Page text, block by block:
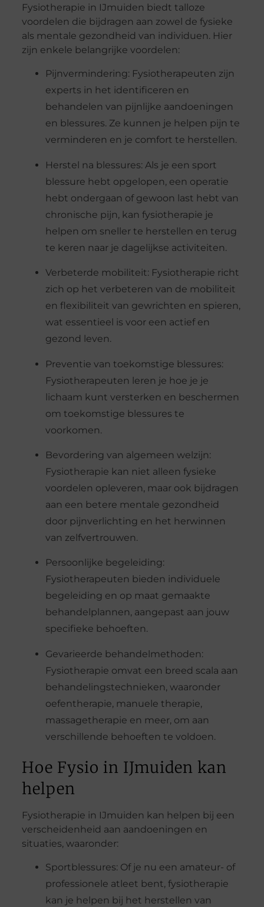
Fysiotherapie in IJmuiden biedt talloze
voordelen die bijdragen aan zowel de fysieke
als mentale gezondheid van individuen. Hier
zijn enkele belangrijke voordelen:
Pijnvermindering: Fysiotherapeuten zijn
experts in het identificeren en
behandelen van pijnlijke aandoeningen
en blessures. Ze kunnen je helpen pijn te
verminderen en je comfort te herstellen.
Herstel na blessures: Als je een sport
blessure hebt opgelopen, een operatie
hebt ondergaan of gewoon last hebt van
chronische pijn, kan fysiotherapie je
helpen om sneller te herstellen en terug
te keren naar je dagelijkse activiteiten.
Verbeterde mobiliteit: Fysiotherapie richt
zich op het verbeteren van de mobiliteit
en flexibiliteit van gewrichten en spieren,
wat essentieel is voor een actief en
gezond leven.
Preventie van toekomstige blessures:
Fysiotherapeuten leren je hoe je je
lichaam kunt versterken en beschermen
om toekomstige blessures te
voorkomen.
Bevordering van algemeen welzijn:
Fysiotherapie kan niet alleen fysieke
voordelen opleveren, maar ook bijdragen
aan een betere mentale gezondheid
door pijnverlichting en het herwinnen
van zelfvertrouwen.
Persoonlijke begeleiding:
Fysiotherapeuten bieden individuele
begeleiding en op maat gemaakte
behandelplannen, aangepast aan jouw
specifieke behoeften.
Gevarieerde behandelmethoden:
Fysiotherapie omvat een breed scala aan
behandelingstechnieken, waaronder
oefentherapie, manuele therapie,
massagetherapie en meer, om aan
verschillende behoeften te voldoen.
Hoe Fysio in IJmuiden kan
helpen
Fysiotherapie in IJmuiden kan helpen bij een
verscheidenheid aan aandoeningen en
situaties, waaronder:
Sportblessures: Of je nu een amateur- of
professionele atleet bent, fysiotherapie
kan je helpen bij het herstellen van